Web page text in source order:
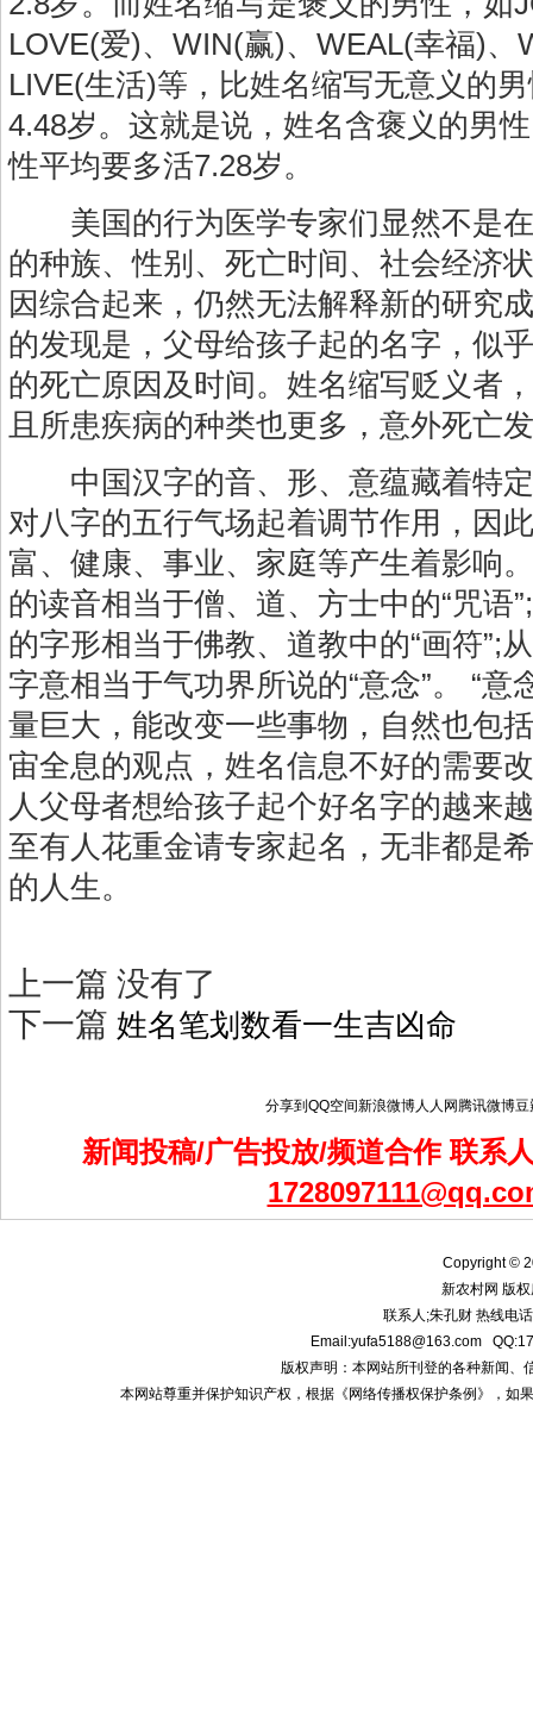
LOVE(爱)、WIN(赢)、WEAL(幸福)、
LIVE(生活)等，比姓名缩写无意义的
4.48岁。这就是说，姓名含褒义的男
性平均要多活7.28岁。
美国的行为医学专家们显然不是在
的种族、性别、死亡时间、社会经济
因综合起来，仍然无法解释新的研究
的发现是，父母给孩子起的名字，似
的死亡原因及时间。姓名缩写贬义者
且所患疾病的种类也更多，意外死亡
中国汉字的音、形、意蕴藏着特定
对八字的五行气场起着调节作用，因
富、健康、事业、家庭等产生着影响
的读音相当于僧、道、方士中的“咒语
的字形相当于佛教、道教中的“画符”;
字意相当于气功界所说的“意念”。 “意
量巨大，能改变一些事物，自然也包
宙全息的观点，姓名信息不好的需要
人父母者想给孩子起个好名字的越来
至有人花重金请专家起名，无非都是
的人生。
上一篇 没有了
下一篇 姓名笔划数看一生吉凶命
分享到 QQ空间新浪微博人人网 腾讯微博豆
新闻投稿/广告投放/频道合作 联系
Copyright ©
新农村网 版
联系人;朱孔财 热线电
Email:yufa5188@163.com
版权声明：本网站所刊登的各种新闻、
本网站尊重并保护知识产权，根据《网络传播权保护条例》，如